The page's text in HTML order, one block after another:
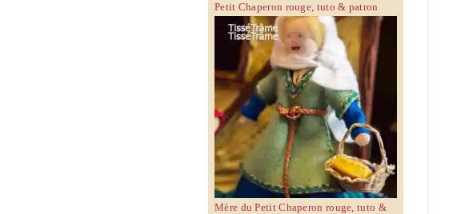
Petit Chaperon rouge, tuto & patron
Mère du Petit Chaperon rouge, tuto &